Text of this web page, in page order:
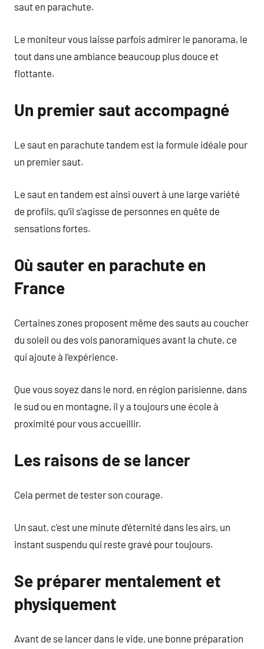
saut en parachute.
Le moniteur vous laisse parfois admirer le panorama, le
tout dans une ambiance beaucoup plus douce et
flottante.
Un premier saut accompagné
Le saut en parachute tandem est la formule idéale pour
un premier saut.
Le saut en tandem est ainsi ouvert à une large variété
de profils, qu’il s’agisse de personnes en quête de
sensations fortes.
Où sauter en parachute en
France
Certaines zones proposent même des sauts au coucher
du soleil ou des vols panoramiques avant la chute, ce
qui ajoute à l’expérience.
Que vous soyez dans le nord, en région parisienne, dans
le sud ou en montagne, il y a toujours une école à
proximité pour vous accueillir.
Les raisons de se lancer
Cela permet de tester son courage.
Un saut, c’est une minute d’éternité dans les airs, un
instant suspendu qui reste gravé pour toujours.
Se préparer mentalement et
physiquement
Avant de se lancer dans le vide, une bonne préparation